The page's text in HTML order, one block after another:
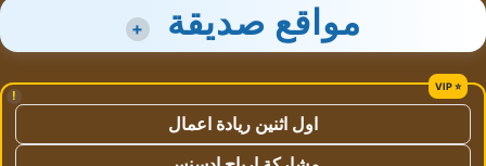
مواقع صديقة +
!
اول اثنين ريادة اعمال